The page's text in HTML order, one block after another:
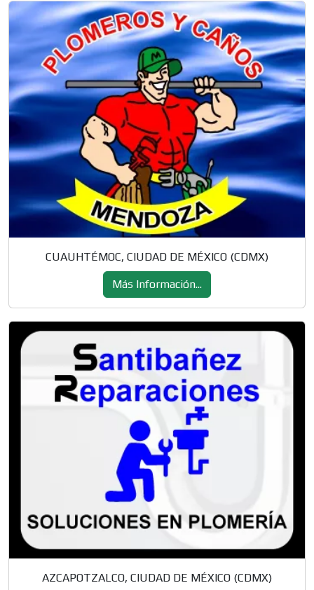
CUAUHTÉMOC, CIUDAD DE MÉXICO (CDMX)
Más Información...
AZCAPOTZALCO, CIUDAD DE MÉXICO (CDMX)